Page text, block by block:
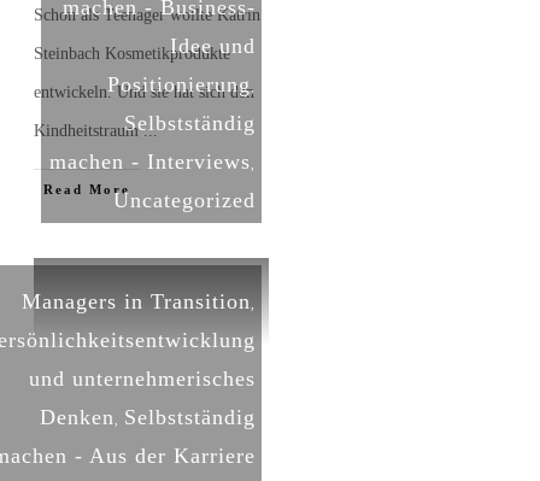
machen - Business-
Idee und
Positionierung,
Selbstständig
machen - Interviews
Uncategorized
Schon als Teenager wollte Katrin
Steinbach Kosmetikprodukte
entwickeln. Und sie hat sich den
Kindheitstraum...
​Read More
Managers in Transition
und unternehmerisches
Denken Selbstständig
- Aus der Karriere